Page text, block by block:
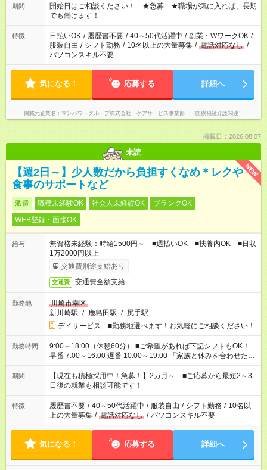
ん ※法令に基づき、週20時間以上勤務は社会保険への加入対象
となります ※労働者派遣法（日雇い派遣の原則禁止）により、
短時間・短期間の就業はご案内が難しい場合があります
期間
開始日はご相談ください！ ★急募 ★職場が気に入れば、長期
でも働けます！
特徴 日払いOK / 履歴書不要 / 40～50代活躍中 / 副業・WワークOK /
服装自由 / シフト勤務 / 10名以上の大量募集 / 電話対応なし /
パソコンスキル不要
気になる！ 応募する 詳細へ
掲載元企業名 マンパワーグループ株式会社 ケアサービス事業部 （医療福祉介護関連）
掲載日：2026.08.07
未読
NEW
【週2日～】少人数だから負担すくなめ＊レクや
食事のサポートなど
派遣 職種未経験OK 社会人未経験OK
ブランクOK
WEB登録・面接OK
給与
無資格未経験：時給1500円～ ■週払いOK ■扶養内OK ■日収
1万2000円以上
交通費別途支給あり
交通費 交通費全額支給
勤務地
川崎市幸区
新川崎駅 / 鹿島田駅 / 尻手駅
デイサービス ■勤務地選べます！お気軽にご相談ください！
勤務時間
9:00～18:00（休憩60分） ■ご希望があれば下記シフトもOK！
早番 7:00～16:00 遅番 10:00～19:00 「家族と休みを合わせた
い」 「余裕を持って夕飯の準備がしたい」 「できれば残業はし
たくない」 など、ご希望を教えてくださいね。 ※Wワーク希望
の方へ 今ご覧のお仕事で希望する勤務時間と、もう1つのお仕事
の勤務時間。 合計で週40時間を超える場合は応募できません。
期間
【現在も積極採用中！急募！】2カ月～ ■ご応募から最短2～3
日後の就業も相談可能です！
特徴 履歴書不要 / 40～50代活躍中 / 服装自由 / シフト勤務 / 10名以
上の大量募集 / 電話対応なし / パソコンスキル不要
気になる！ 応募する 詳細へ